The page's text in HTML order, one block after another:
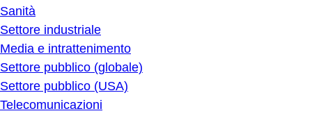
Sanità
Settore industriale
Media e intrattenimento
Settore pubblico (globale)
Settore pubblico (USA)
Telecomunicazioni